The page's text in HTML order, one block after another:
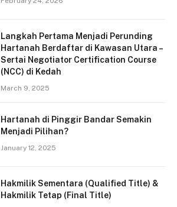
Langkah Pertama Menjadi Perunding
Hartanah Berdaftar di Kawasan Utara –
Sertai Negotiator Certification Course
(NCC) di Kedah
March 9, 2025
Hartanah di Pinggir Bandar Semakin
Menjadi Pilihan?
January 12, 2025
Hakmilik Sementara (Qualified Title) &
Hakmilik Tetap (Final Title)